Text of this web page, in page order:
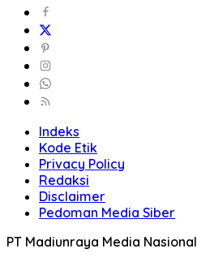
Indeks
Kode Etik
Privacy Policy
Redaksi
Disclaimer
Pedoman Media Siber
PT Madiunraya Media Nasional